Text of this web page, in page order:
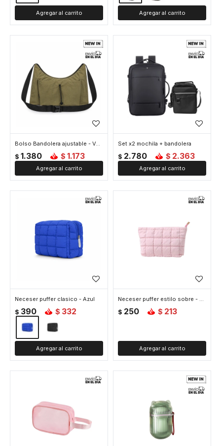
Bolso Bandolera ajustable - Verde
$ 1.380 $ 1.173
Set x2 mochila + bandolera
$ 2.780 $ 2.363
Neceser puffer clasico - Azul
$ 390 $ 332
Neceser puffer estilo sobre - Rosado
$ 250 $ 213